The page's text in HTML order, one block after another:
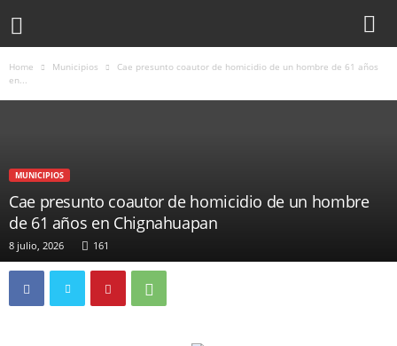
Home Municipios
Cae presunto coautor de homicidio de un hombre de 61 años
en...
MUNICIPIOS
Cae presunto coautor de homicidio de un hombre
de 61 años en Chignahuapan
8 julio, 2026 161